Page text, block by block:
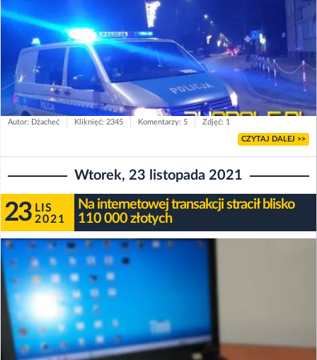
Autor: Dżacheć Kliknięć: 2345 Komentarzy: 5 Zdjęć: 1
CZYTAJ DALEJ >>
Wtorek, 23 listopada 2021
23 LIS
2021
Na internetowej transakcji stracił blisko
110 000 złotych